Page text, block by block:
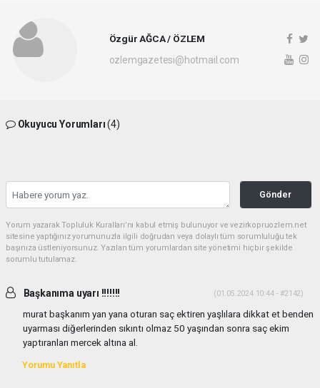
Özgür AĞCA / ÖZLEM
ozlemgazetesi@hotmail.com
Okuyucu Yorumları(4)
Gönder
Yorum yazarak Topluluk Kuralları’nı kabul etmiş bulunuyor ve vezirkopruozlem.net
sitesine yaptığınız yorumunuzla ilgili doğrudan veya dolaylı tüm sorumluluğu tek
başınıza üstleniyorsunuz. Yazılan tüm yorumlardan site yönetimi hiçbir şekilde
sorumlu tutulamaz.
Başkanıma uyarı !!!!!!! (01.05.2024 10:44 - #2142)
murat başkanım yan yana oturan saç ektiren yaşlılara dikkat et benden
uyarması diğerlerinden sıkıntı olmaz 50 yaşından sonra saç ekim
yaptıranları mercek altına al.
Yorumu Yanıtla